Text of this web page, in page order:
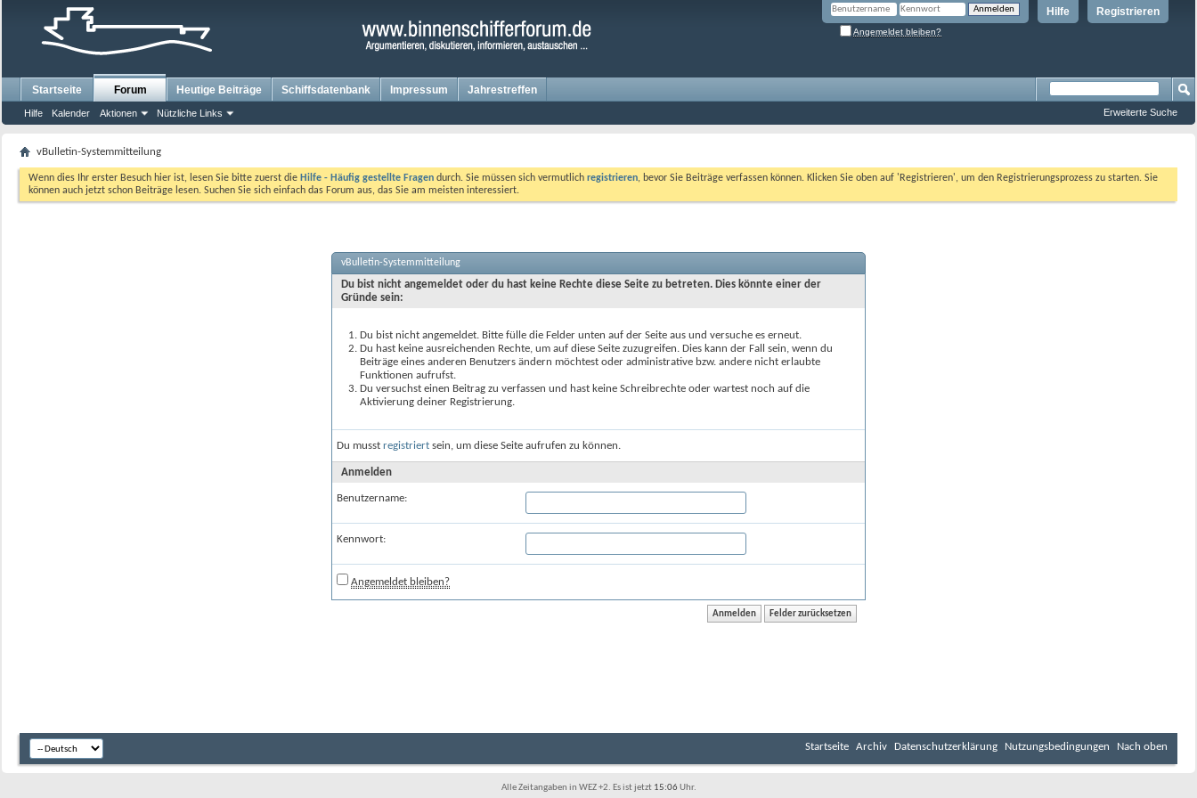
Registrieren
Hilfe
Angemeldet bleiben?
Startseite Forum
Hilfe Kalender Aktionen Nützliche Links
Heutige Beiträge Schiffsdatenbank Impressum Jahrestreffen
Erweiterte Suche
vBulletin-Systemmitteilung
Wenn dies Ihr erster Besuch hier ist, lesen Sie bitte zuerst die Hilfe - Häufig gestellte Fragen durch. Sie müssen sich vermutlich registrieren, bevor Sie Beiträge verfassen können. Klicken Sie oben auf 'Registrieren', um den Registrierungsprozess zu starten. Sie
können auch jetzt schon Beiträge lesen. Suchen Sie sich einfach das Forum aus, das Sie am meisten interessiert.
vBulletin-Systemmitteilung
Du bist nicht angemeldet oder du hast keine Rechte diese Seite zu betreten. Dies könnte einer der
Gründe sein:
Du bist nicht angemeldet. Bitte fülle die Felder unten auf der Seite aus und versuche es erneut.
Du hast keine ausreichenden Rechte, um auf diese Seite zuzugreifen. Dies kann der Fall sein, wenn du
Beiträge eines anderen Benutzers ändern möchtest oder administrative bzw. andere nicht erlaubte
Funktionen aufrufst.
Du versuchst einen Beitrag zu verfassen und hast keine Schreibrechte oder wartest noch auf die
Aktivierung deiner Registrierung.
Du musst registriert sein, um diese Seite aufrufen zu können.
Anmelden
Benutzername:
Kennwort:
Angemeldet bleiben?
Startseite Archiv Datenschutzerklärung Nutzungsbedingungen Nach oben
Alle Zeitangaben in WEZ +2. Es ist jetzt 15:06Uhr.